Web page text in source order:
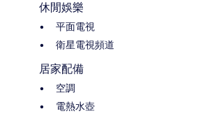
休閒娛樂
平面電視
衛星電視頻道
居家配備
空調
電熱水壺